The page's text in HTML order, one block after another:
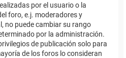
por el usuario o la
foro, e.j. moderadores y
no puede cambiar su rango
por la administración.
de publicación solo para
de los foros lo consideran